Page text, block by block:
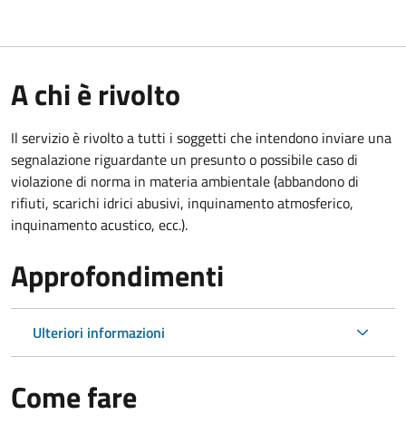
A chi è rivolto
Il servizio è rivolto a tutti i soggetti che intendono inviare una
segnalazione riguardante un presunto o possibile caso di
violazione di norma in materia ambientale (abbandono di
rifiuti, scarichi idrici abusivi, inquinamento atmosferico,
inquinamento acustico, ecc.).
Approfondimenti
Ulteriori informazioni
Come fare